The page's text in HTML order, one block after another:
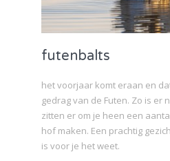
futenbalts
het voorjaar komt eraan en
gedrag van de Futen. Zo is er
zitten er om je heen een
hof maken. Een prachtig
is voor je het weet.